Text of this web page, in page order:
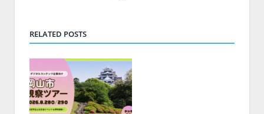
RELATED POSTS